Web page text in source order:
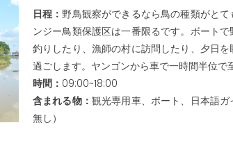
日程：野鳥観察ができるなら鳥の種類がと
ンジー鳥類保護区は一番限るです。ボートで
釣りしたり、漁師の村に訪問したり、夕日
過ごします。ヤンゴンから車で一時間半位で
時間： 09:00~18:00
含まれる物： 観光専用車、ボート、日本語
無し）